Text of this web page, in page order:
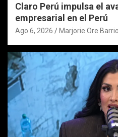
Claro Perú impulsa el
empresarial en el Perú
Ago 6, 2026 Marjorie Ore